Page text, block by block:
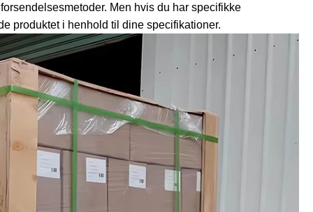
Men hvis du har specifikke
produktet i henhold til dine specifikationer.